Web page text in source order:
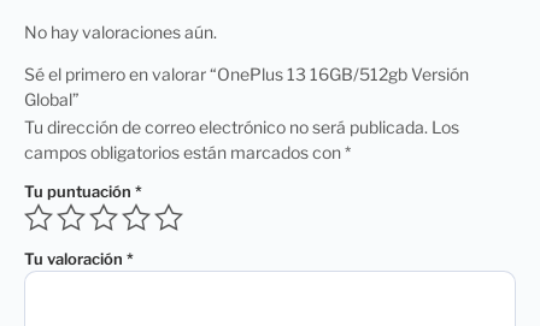
No hay valoraciones aún.
Sé el primero en valorar “OnePlus 13 16GB/512gb Versión
Global”
Tu dirección de correo electrónico no será publicada. Los
campos obligatorios están marcados con*
Tu puntuación *
Tu valoración *